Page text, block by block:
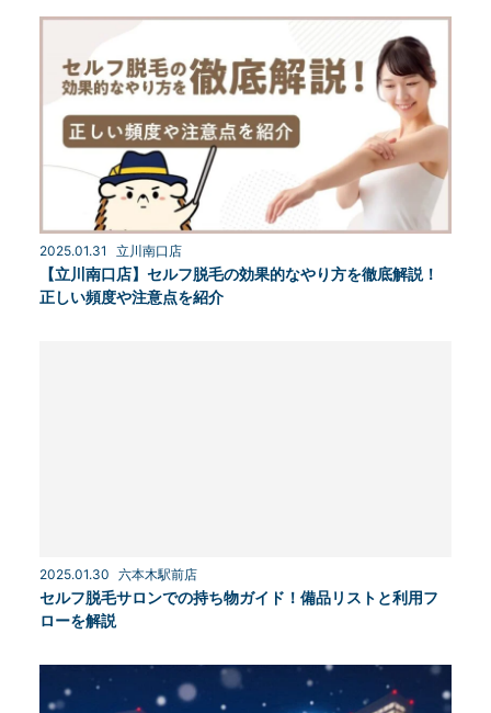
2025.01.31 立川南口店
【立川南口店】セルフ脱毛の効果的なやり方を徹底解説！
正しい頻度や注意点を紹介
2025.01.30 六本木駅前店
セルフ脱毛サロンでの持ち物ガイド！備品リストと利用フ
ローを解説